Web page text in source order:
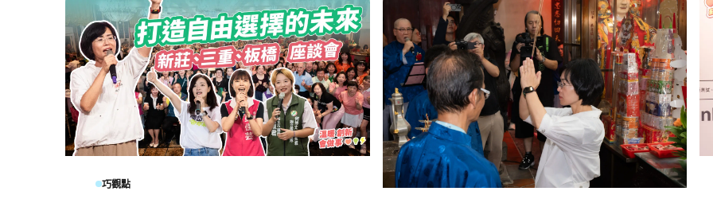
巧觀點